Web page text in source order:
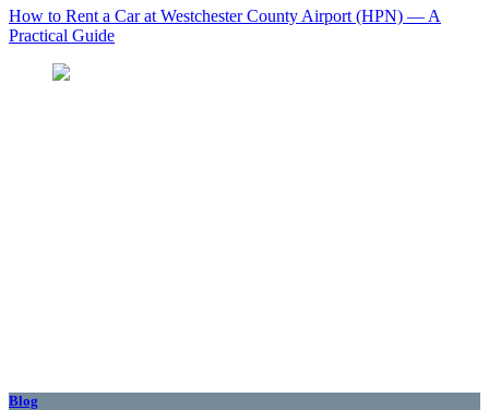
How to Rent a Car at Westchester County Airport (HPN) — A
Practical Guide
Blog